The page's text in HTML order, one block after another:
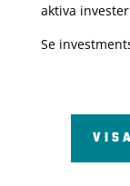
aktiva
Se